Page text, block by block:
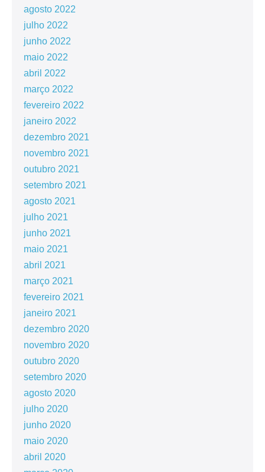
agosto 2022
julho 2022
junho 2022
maio 2022
abril 2022
março 2022
fevereiro 2022
janeiro 2022
dezembro 2021
novembro 2021
outubro 2021
setembro 2021
agosto 2021
julho 2021
junho 2021
maio 2021
abril 2021
março 2021
fevereiro 2021
janeiro 2021
dezembro 2020
novembro 2020
outubro 2020
setembro 2020
agosto 2020
julho 2020
junho 2020
maio 2020
abril 2020